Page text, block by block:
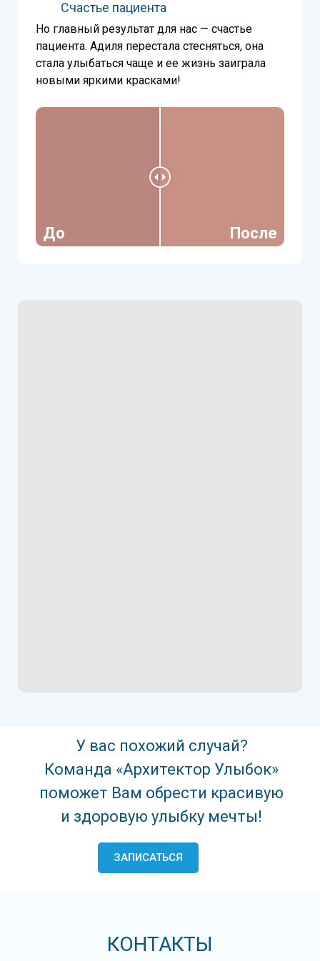
Счастье пациента
Но главный результат для нас — счастье
пациента. Адиля перестала стесняться, она
стала улыбаться чаще и ее жизнь заиграла
новыми яркими красками!
До После
У вас похожий случай?
Команда «Архитектор Улыбок»
поможет Вам обрести красивую
и здоровую улыбку мечты!
ЗАПИСАТЬСЯ
КОНТАКТЫ